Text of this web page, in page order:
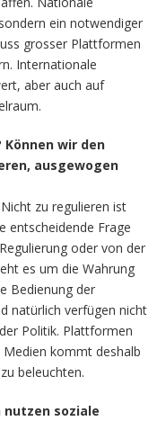
ein notwendiger
grosser Plattformen
Internationale
aber auch auf
wir den
ausgewogen
zu regulieren ist
entscheidende Frage
oder von der
es um die Wahrung
Bedienung der
natürlich verfügen nicht
Politik. Plattformen
kommt deshalb
beleuchten.
nutzen soziale